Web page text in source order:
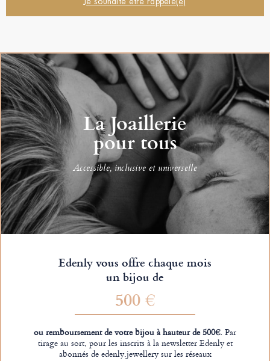
La Joaillerie
pour tous
Accessible, inclusive et universelle
Edenly vous offre chaque mois
un bijou de
500 €
ou remboursement de votre bijou à hauteur de 500€.Par
tirage au sort, pour les inscrits à la newsletter Edenly et
abonnés de edenly.jewellery sur les réseaux